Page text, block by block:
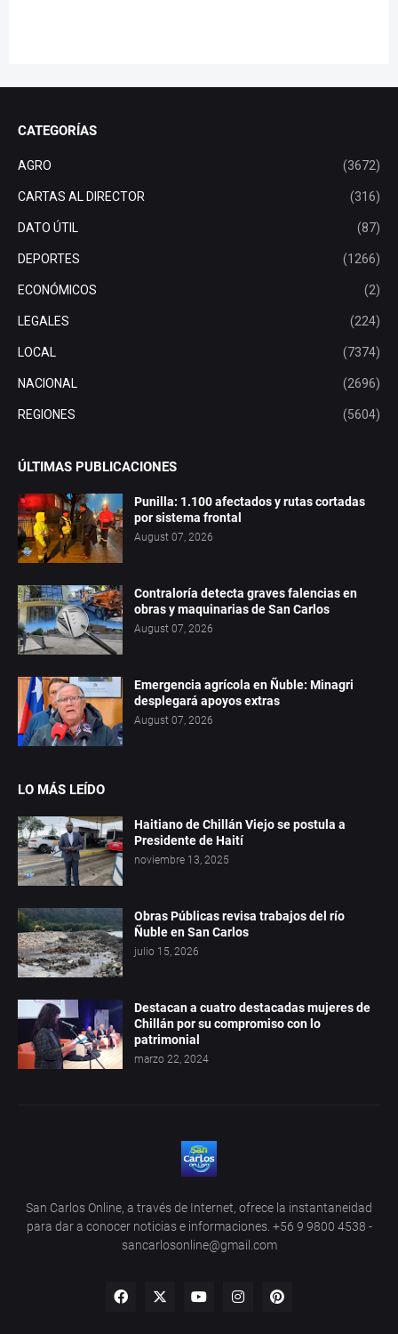
CATEGORÍAS
AGRO (3672)
CARTAS AL DIRECTOR (316)
DATO ÚTIL (87)
DEPORTES (1266)
ECONÓMICOS (2)
LEGALES (224)
LOCAL (7374)
NACIONAL (2696)
REGIONES (5604)
ÚLTIMAS PUBLICACIONES
Punilla: 1.100 afectados y rutas cortadas
por sistema frontal
August 07, 2026
Contraloría detecta graves falencias en
obras y maquinarias de San Carlos
August 07, 2026
Emergencia agrícola en Ñuble: Minagri
desplegará apoyos extras
August 07, 2026
LO MÁS LEÍDO
Haitiano de Chillán Viejo se postula a
Presidente de Haití
noviembre 13, 2025
Obras Públicas revisa trabajos del río
Ñuble en San Carlos
julio 15, 2026
Destacan a cuatro destacadas mujeres de
Chillán por su compromiso con lo
patrimonial
marzo 22, 2024
San Carlos Online, a través de Internet, ofrece la instantaneidad
para dar a conocer noticias e informaciones. +56 9 9800 4538 -
sancarlosonline@gmail.com